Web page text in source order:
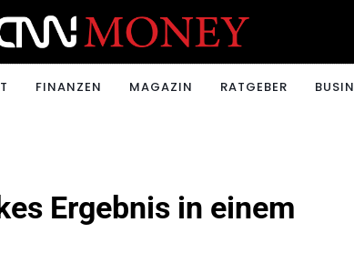
FINANZEN MAGAZIN RATGEBER
Ergebnis in einem